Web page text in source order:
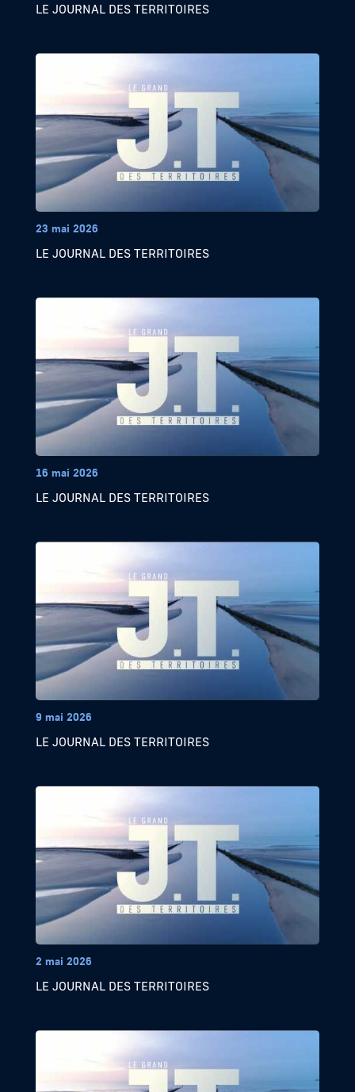
LE JOURNAL DES TERRITOIRES
23 mai 2026
LE JOURNAL DES TERRITOIRES
16 mai 2026
LE JOURNAL DES TERRITOIRES
9 mai 2026
LE JOURNAL DES TERRITOIRES
2 mai 2026
LE JOURNAL DES TERRITOIRES